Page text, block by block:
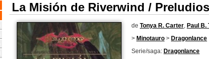
La Misión de Riverwind /
de Tonya R. Carter, Paul B.
> Minotauro > Dragonlance
Serie/saga: Dragonlance